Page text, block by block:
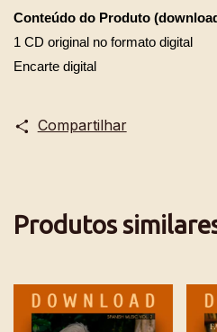
Conteúdo do Produto
1 CD original no formato digital
Encarte digital
Compartilhar
Produtos